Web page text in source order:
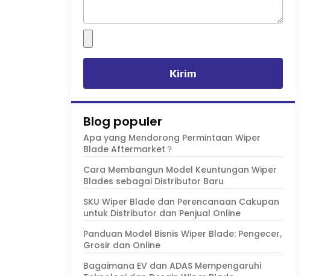
Kirim
Blog populer
Apa yang Mendorong Permintaan Wiper
Blade Aftermarket？
Cara Membangun Model Keuntungan Wiper
Blades sebagai Distributor Baru
SKU Wiper Blade dan Perencanaan Cakupan
untuk Distributor dan Penjual Online
Panduan Model Bisnis Wiper Blade: Pengecer,
Grosir dan Online
Bagaimana EV dan ADAS Mempengaruhi